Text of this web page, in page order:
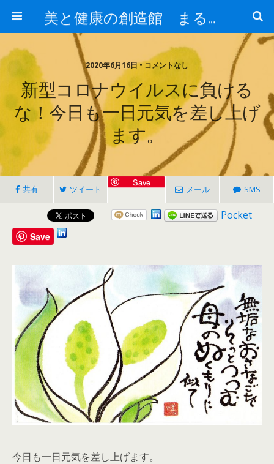
美と健康の創造館 まるとみ薬品 ぐんまの薬屋 芳さんのブログ
2020年6月16日 • コメントなし
新型コロナウイルスに負ける
な！今日も一日元気を差し上げ
ます。
共有 ツイート
Save
メール SMS
Pocket
Save
今日も一日元気を差し上げます。